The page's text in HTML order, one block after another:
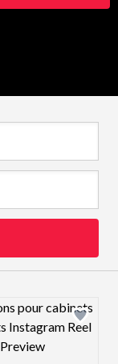
Design preview